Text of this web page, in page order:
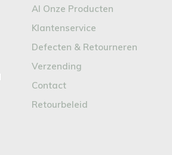
Al Onze Producten
Klantenservice
Defecten & Retourneren
Verzending
Contact
Retourbeleid